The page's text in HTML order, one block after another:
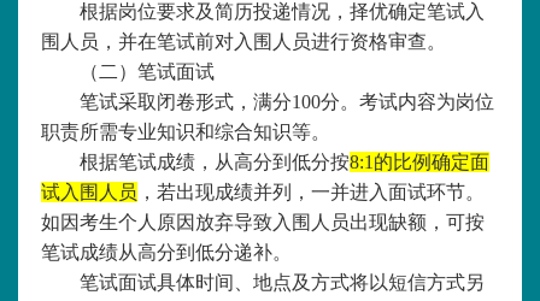
根据岗位要求及简历投递情况，择优确定笔试入
围人员，并在笔试前对入围人员进行资格审查。
（二）笔试面试
笔试采取闭卷形式，满分100分。考试内容为岗位
职责所需专业知识和综合知识等。
根据笔试成绩， 从高分到低分按8:1的比例确定面
试入围人员 ，若出现成绩并列，一并进入面试环节。
如因考生个人原因放弃导致入围人员出现缺额，可按
笔试成绩从高分到低分递补。
笔试面试具体时间、地点及方式将以短信方式另